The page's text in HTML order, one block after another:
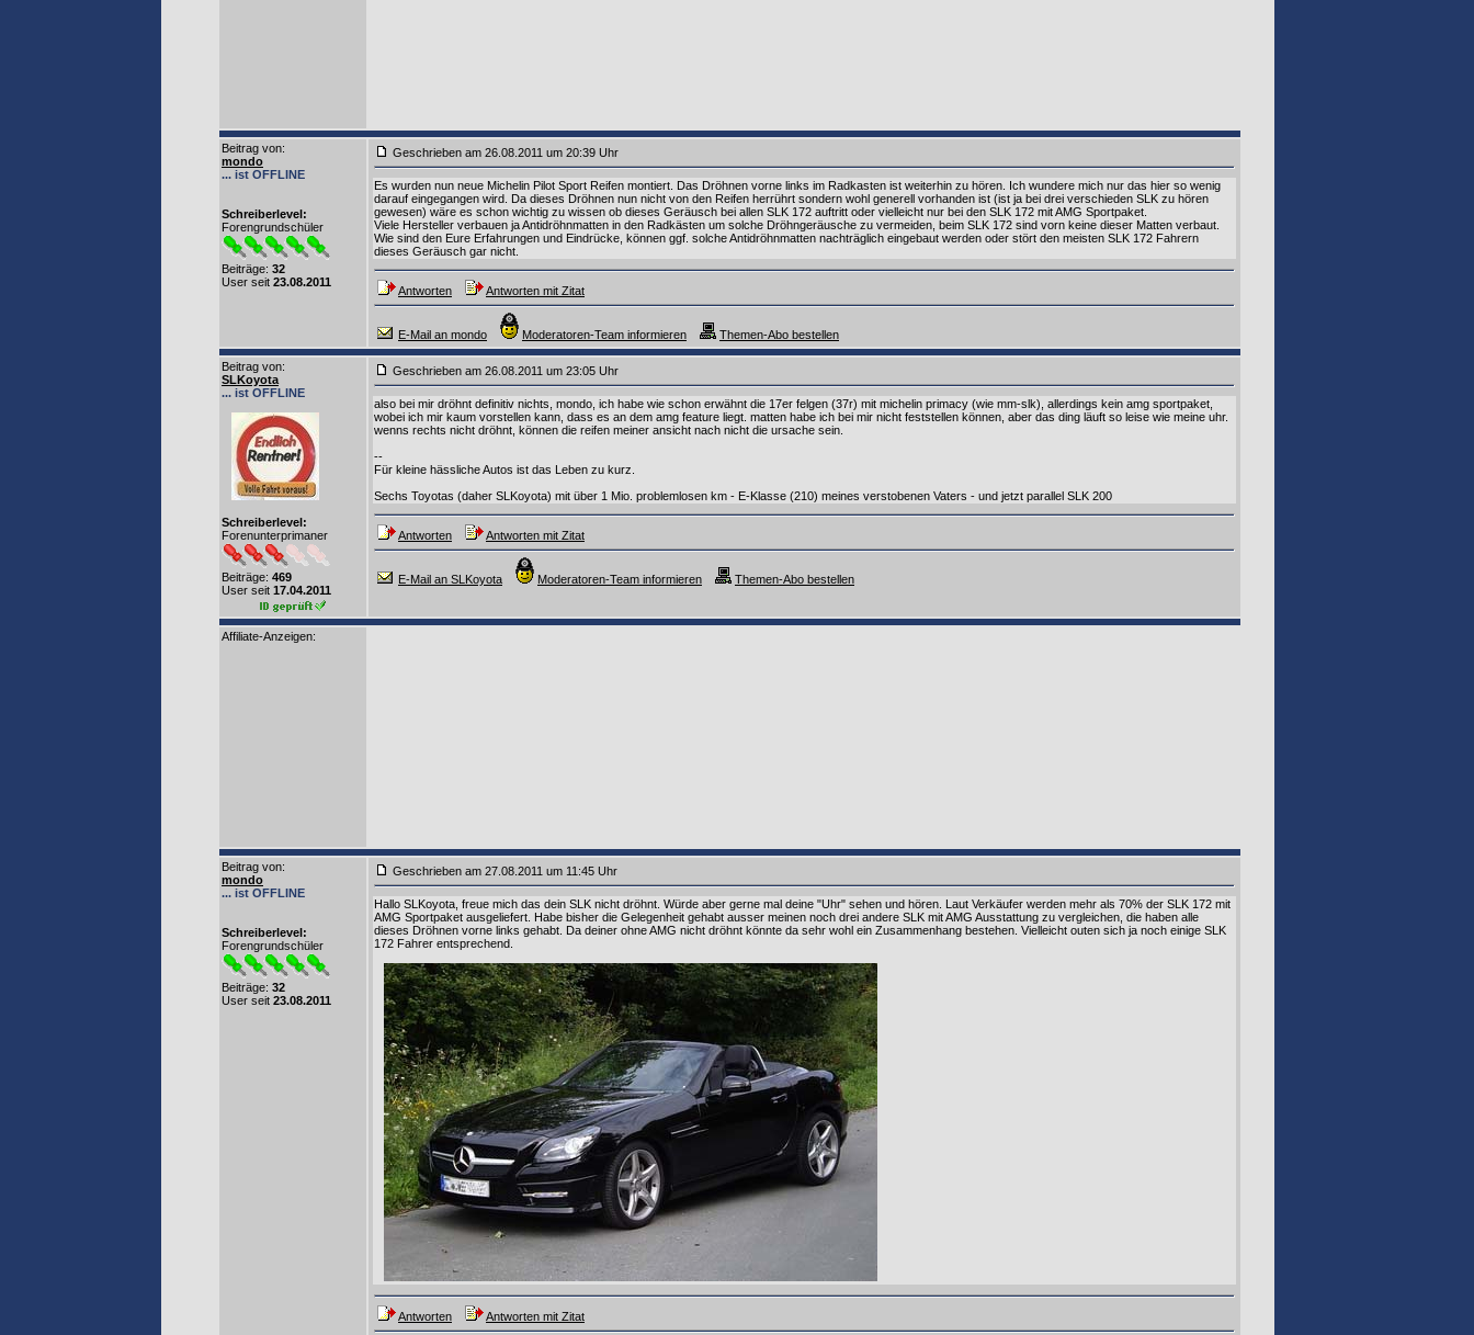
Beitrag von:
mondo
... ist OFFLINE
Schreiberlevel:
Forengrundschüler
Beiträge: 32
User seit 23.08.2011
Geschrieben am 26.08.2011 um 20:39 Uhr
Es wurden nun neue Michelin Pilot Sport Reifen montiert. Das Dröhnen vorne links im Radkasten ist weiterhin zu hören. Ich wundere mich nur das hier so wenig
darauf eingegangen wird. Da dieses Dröhnen nun nicht von den Reifen herrührt sondern wohl generell vorhanden ist (ist ja bei drei verschieden SLK zu hören
gewesen) wäre es schon wichtig zu wissen ob dieses Geräusch bei allen SLK 172 auftritt oder vielleicht nur bei den SLK 172 mit AMG Sportpaket.
Viele Hersteller verbauen ja Antidröhnmatten in den Radkästen um solche Dröhngeräusche zu vermeiden, beim SLK 172 sind vorn keine dieser Matten verbaut.
Wie sind den Eure Erfahrungen und Eindrücke, können ggf. solche Antidröhnmatten nachträglich eingebaut werden oder stört den meisten SLK 172 Fahrern
dieses Geräusch gar nicht.
Antworten Antworten mit Zitat
E-Mail an mondo Moderatoren-Team informieren Themen-Abo bestellen
Beitrag von:
SLKoyota
... ist OFFLINE
Schreiberlevel:
Forenunterprimaner
Beiträge: 469
User seit 17.04.2011
Geschrieben am 26.08.2011 um 23:05 Uhr
also bei mir dröhnt definitiv nichts, mondo, ich habe wie schon erwähnt die 17er felgen (37r) mit michelin primacy (wie mm-slk), allerdings kein amg sportpaket,
wobei ich mir kaum vorstellen kann, dass es an dem amg feature liegt. matten habe ich bei mir nicht feststellen können, aber das ding läuft so leise wie meine uhr.
wenns rechts nicht dröhnt, können die reifen meiner ansicht nach nicht die ursache sein.
--
Für kleine hässliche Autos ist das Leben zu kurz.
Sechs Toyotas (daher SLKoyota) mit über 1 Mio. problemlosen km - E-Klasse (210) meines verstobenen Vaters - und jetzt parallel SLK 200
Antworten Antworten mit Zitat
E-Mail an SLKoyota Moderatoren-Team informieren Themen-Abo bestellen
Affiliate-Anzeigen:
Beitrag von:
mondo
... ist OFFLINE
Schreiberlevel:
Forengrundschüler
Beiträge: 32
User seit 23.08.2011
Geschrieben am 27.08.2011 um 11:45 Uhr
Hallo SLKoyota, freue mich das dein SLK nicht dröhnt. Würde aber gerne mal deine "Uhr" sehen und hören. Laut Verkäufer werden mehr als 70% der SLK 172 mit
AMG Sportpaket ausgeliefert. Habe bisher die Gelegenheit gehabt ausser meinen noch drei andere SLK mit AMG Ausstattung zu vergleichen, die haben alle
dieses Dröhnen vorne links gehabt. Da deiner ohne AMG nicht dröhnt könnte da sehr wohl ein Zusammenhang bestehen. Vielleicht outen sich ja noch einige SLK
172 Fahrer entsprechend.
Antworten Antworten mit Zitat